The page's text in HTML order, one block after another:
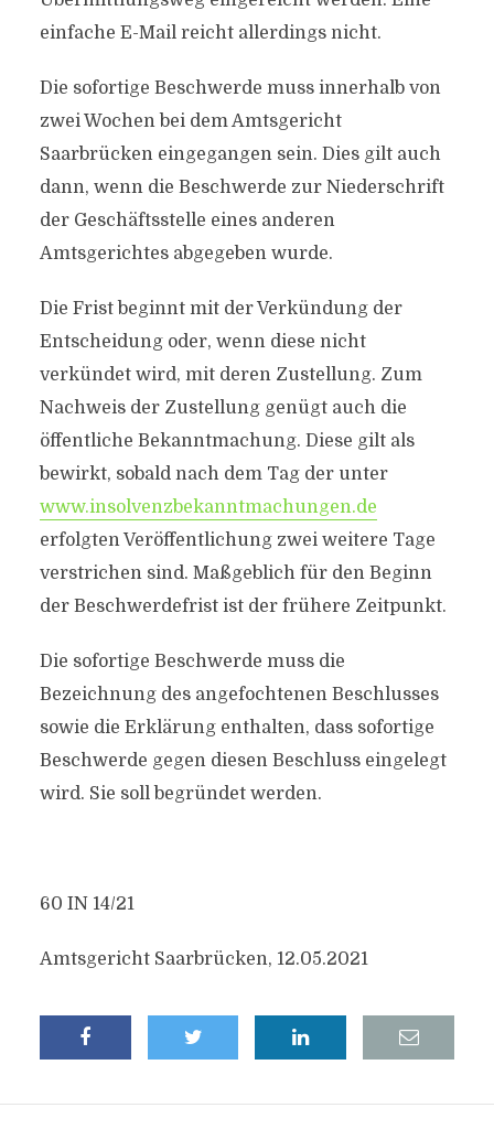
einfache E-Mail reicht allerdings nicht.
Die sofortige Beschwerde muss innerhalb von
zwei Wochen bei dem Amtsgericht
Saarbrücken eingegangen sein. Dies gilt auch
dann, wenn die Beschwerde zur Niederschrift
der Geschäftsstelle eines anderen
Amtsgerichtes abgegeben wurde.
Die Frist beginnt mit der Verkündung der
Entscheidung oder, wenn diese nicht
verkündet wird, mit deren Zustellung. Zum
Nachweis der Zustellung genügt auch die
öffentliche Bekanntmachung. Diese gilt als
bewirkt, sobald nach dem Tag der unter
www.insolvenzbekanntmachungen.de
erfolgten Veröffentlichung zwei weitere Tage
verstrichen sind. Maßgeblich für den Beginn
der Beschwerdefrist ist der frühere Zeitpunkt.
Die sofortige Beschwerde muss die
Bezeichnung des angefochtenen Beschlusses
sowie die Erklärung enthalten, dass sofortige
Beschwerde gegen diesen Beschluss eingelegt
wird. Sie soll begründet werden.
60 IN 14/21
Amtsgericht Saarbrücken, 12.05.2021